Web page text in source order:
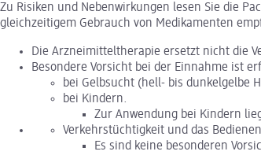
Zu Risiken und Nebenwirkungen lesen Sie die
gleichzeitigem Gebrauch von Medikamenten
Die Arzneimitteltherapie ersetzt nicht die
Besondere Vorsicht bei der Einnahme ist
bei Gelbsucht (hell- bis dunkelgelbe
bei Kindern.
Zur Anwendung bei Kindern
Verkehrstüchtigkeit und das
Es sind keine besonderen